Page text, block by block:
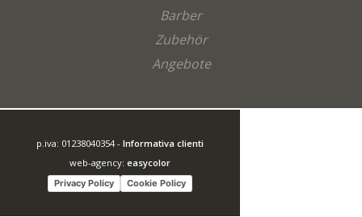
Barber
Zubehör
Angebote
p.iva: 01238040354 - Informativa clienti
web-agency: easycolor
Privacy Policy Cookie Policy